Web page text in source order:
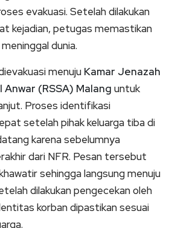
evakuasi. Setelah dilakukan
kejadian, petugas memastikan
dunia.
menuju Kamar Jenazah
Anwar (RSSA) Malang untuk
Proses identifikasi
setelah pihak keluarga tiba di
karena sebelumnya
dari NFR. Pesan tersebut
sehingga langsung menuju
dilakukan pengecekan oleh
korban dipastikan sesuai